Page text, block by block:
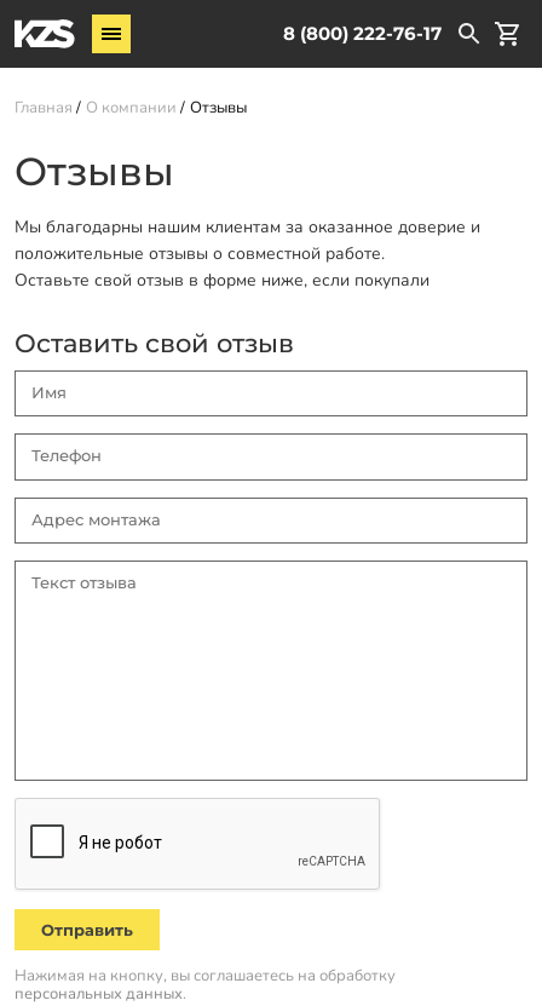
8 (800) 222-76-17
Винтовые сваи
Услуги
Новости
Партнёрам
Контакты
Доставка
Оплата
Отзывы
Гарантии
Заказать звонок
Главная О компании Отзывы
Отзывы
Мы благодарны нашим клиентам за оказанное доверие и
положительные отзывы о совместной работе.
Оставьте свой отзыв в форме ниже, если покупали
Оставить свой отзыв
Отправить
Нажимая на кнопку, вы соглашаетесь на обработку
персональных данных.